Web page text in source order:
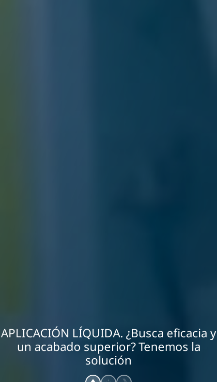
APLICACIÓN LÍQUIDA. ¿Busca eficacia y
un acabado superior? Tenemos la
solución